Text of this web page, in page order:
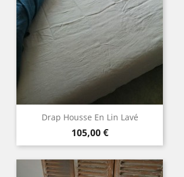
Drap Housse En Lin Lavé
Prix
105,00 €